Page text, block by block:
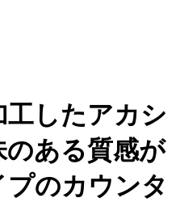
工したアカシ
のある質感が
のカウンタ